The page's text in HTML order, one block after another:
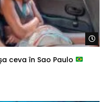
ceva în Sao Paulo